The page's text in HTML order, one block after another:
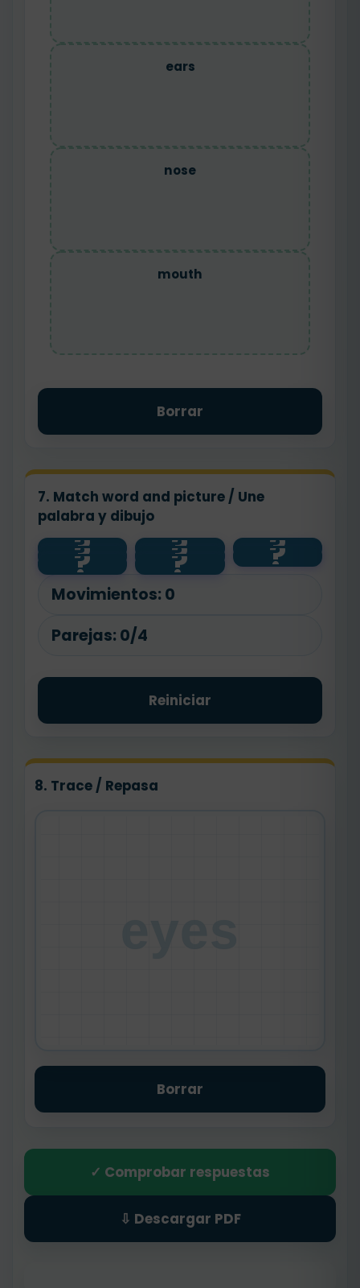
ears
nose
mouth
Borrar
7. Match word and picture / Une
palabra y dibujo
?
eyes ?
👄 ?
👀
?
ears ?
mouth ?
👂
?
nose ?
👃
Movimientos: 0
Parejas: 0/4
Reiniciar
8. Trace / Repasa
Borrar
✓ Comprobar respuestas
⇩ Descargar PDF